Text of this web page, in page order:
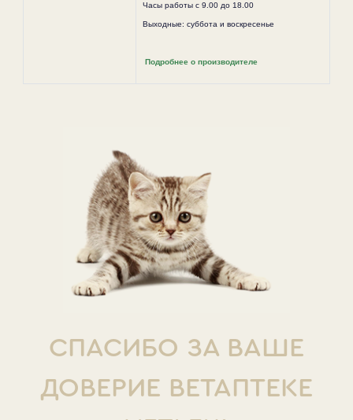
Часы работы с 9.00 до 18.00
Выходные: суббота и воскресенье
Подробнее о производителе
СПАСИБО ЗА ВАШЕ
ДОВЕРИЕ ВЕТАПТЕКЕ